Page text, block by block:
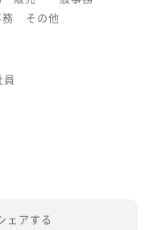
ェアする
務 その他
員